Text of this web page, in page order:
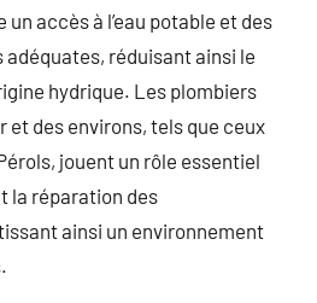
accès à l’eau potable et des
réduisant ainsi le
hydrique. Les plombiers
et des environs, tels que ceux
jouent un rôle essentiel
la réparation des
ainsi un environnement